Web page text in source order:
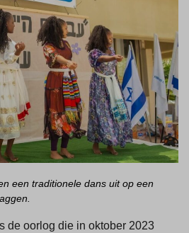
een traditionele dans uit op een
de oorlog die in oktober 2023